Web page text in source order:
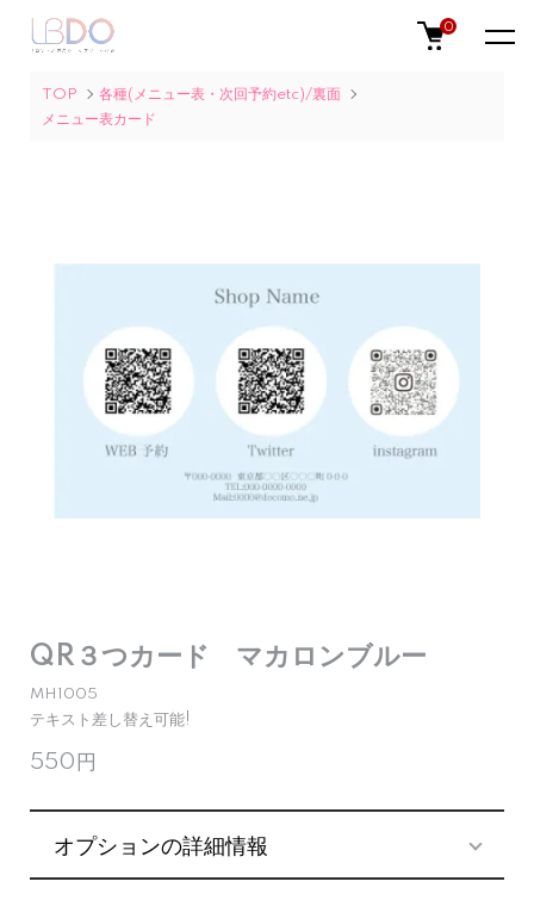
0
TOP
各種(メニュー表・次回予約etc)/裏面
メニュー表カード
QR３つカード マカロンブルー
MH1005
テキスト差し替え可能!
550円
オプションの詳細情報